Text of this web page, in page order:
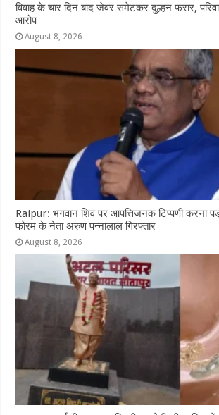
विवाह के चार दिन बाद जेवर समेटकर दुल्हन फरार,
आरोप
August 8, 2026
Raipur: भगवान शिव पर आपत्तिजनक टिप्पणी करना
फोरम के नेता अरुण पन्नालाल गिरफ्तार
August 8, 2026